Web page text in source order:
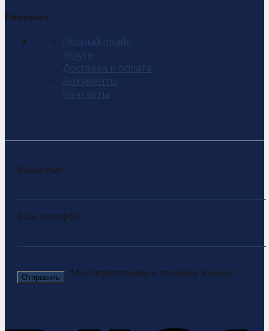
Полезное
Полный прайс
Услуги
Доставка и оплата
Документы
Контакты
Ваше имя
Ваш телефон
Мы перезвоним в течение 5 минут.